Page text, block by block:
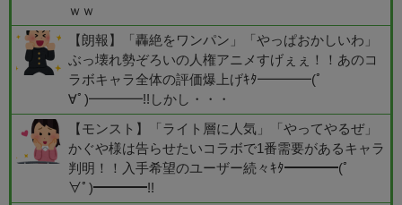
ｗｗ
【朗報】「轟絶をワンパン」「やっぱおかしいわ」
ぶっ壊れ勢ぞろいの人権アニメすげぇぇ！！あのコ
ラボキャラ全体の評価爆上げｷﾀ━━━━(ﾟ
∀ﾟ)━━━━!!しかし・・・
【モンスト】「ライト層に人気」「やってやるぜ」
かぐや様は告らせたいコラボで1番需要があるキャラ
判明！！入手希望のユーザー続々ｷﾀ━━━━(ﾟ
∀ﾟ)━━━━!!